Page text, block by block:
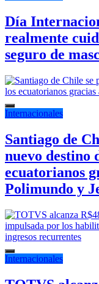
Día
realmente
seguro de
Internacionales
Santiago de
nuevo destino
ecuatorianos
Polimundo y
Internacionales